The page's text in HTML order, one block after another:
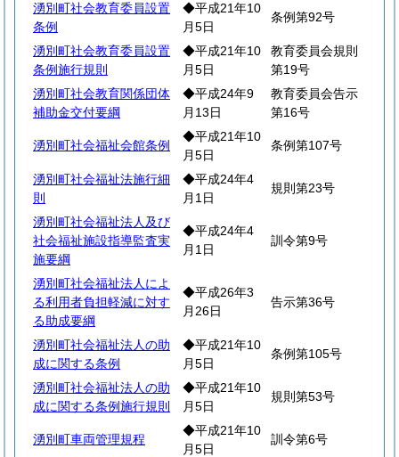
湧別町社会教育委員設置
条例
◆平成21年10
月5日
条例第92号
湧別町社会教育委員設置
条例施行規則
◆平成21年10
月5日
教育委員会規則
第19号
湧別町社会教育関係団体
補助金交付要綱
◆平成24年9
月13日
教育委員会告示
第16号
湧別町社会福祉会館条例
◆平成21年10
月5日
条例第107号
湧別町社会福祉法施行細
則
◆平成24年4
月1日
規則第23号
湧別町社会福祉法人及び
社会福祉施設指導監査実
施要綱
◆平成24年4
月1日
訓令第9号
湧別町社会福祉法人によ
る利用者負担軽減に対す
る助成要綱
◆平成26年3
月26日
告示第36号
湧別町社会福祉法人の助
成に関する条例
◆平成21年10
月5日
条例第105号
湧別町社会福祉法人の助
成に関する条例施行規則
◆平成21年10
月5日
規則第53号
湧別町車両管理規程
◆平成21年10
月5日
訓令第6号